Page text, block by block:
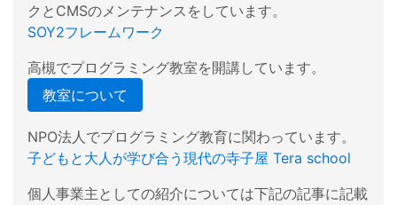
クとCMSのメンテナンスをしています。
SOY2フレームワーク
高槻でプログラミング教室を開講しています。
教室について
NPO法人でプログラミング教育に関わっています。
子どもと大人が学び合う現代の寺子屋 Tera school
個人事業主としての紹介については下記の記事に記載